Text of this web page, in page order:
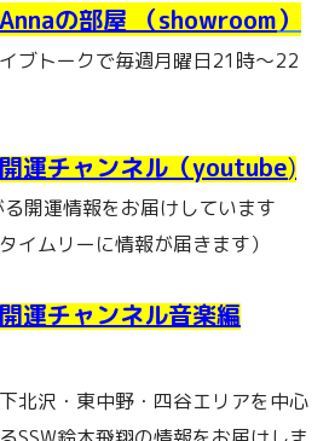
の部屋 （showroom）
ブトークで毎週月曜日21時～22
運チャンネル（youtube)
開運情報をお届けしています
イムリーに情報が届きます）
運チャンネル音楽編
北沢・東中野・四谷エリアを中心